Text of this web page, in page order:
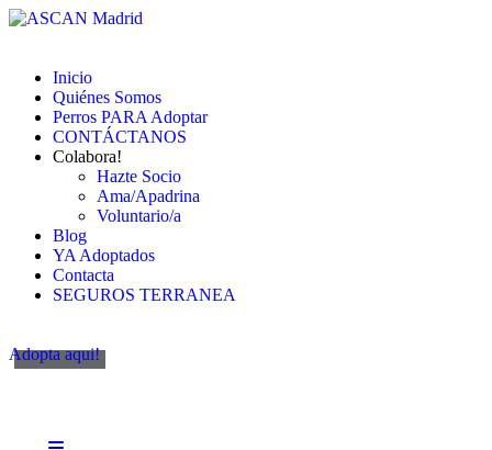
Inicio
Quiénes Somos
Perros PARA Adoptar
CONTÁCTANOS
Colabora!
Hazte Socio
Ama/Apadrina
Voluntario/a
Blog
YA Adoptados
Contacta
SEGUROS TERRANEA
Adopta aqui!